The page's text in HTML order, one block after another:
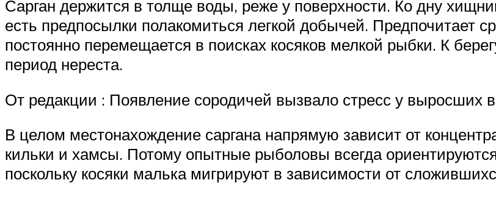
Сарган держится в толще воды, реже у поверхности. Ко дну
есть предпосылки полакомиться легкой добычей. Предпочитает
постоянно перемещается в поисках косяков мелкой рыбки. К
период нереста.
От редакции : Появление сородичей вызвало стресс у выросших
В целом местонахождение саргана напрямую зависит от
кильки и хамсы. Потому опытные рыболовы всегда
поскольку косяки малька мигрируют в зависимости от